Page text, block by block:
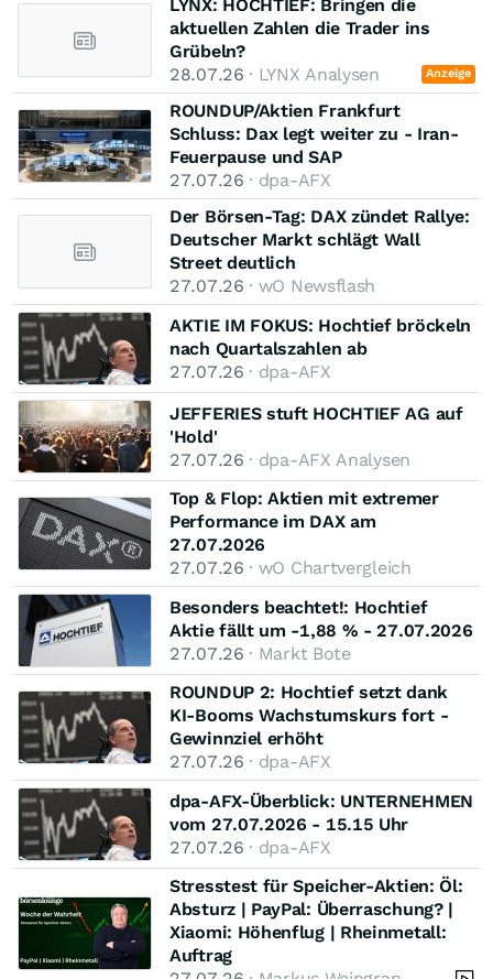
LYNX: HOCHTIEF: Bringen die
aktuellen Zahlen die Trader ins
Grübeln?
28.07.26 · LYNX Analysen Anzeige
ROUNDUP/Aktien Frankfurt
Schluss: Dax legt weiter zu - Iran-
Feuerpause und SAP
27.07.26 · dpa-AFX
Der Börsen-Tag: DAX zündet Rallye:
Deutscher Markt schlägt Wall
Street deutlich
27.07.26 · wO Newsflash
AKTIE IM FOKUS: Hochtief bröckeln
nach Quartalszahlen ab
27.07.26 · dpa-AFX
JEFFERIES stuft HOCHTIEF AG auf
'Hold'
27.07.26 · dpa-AFX Analysen
Top & Flop: Aktien mit extremer
Performance im DAX am
27.07.2026
27.07.26 · wO Chartvergleich
Besonders beachtet!: Hochtief
Aktie fällt um -1,88 % - 27.07.2026
27.07.26 · Markt Bote
ROUNDUP 2: Hochtief setzt dank
KI-Booms Wachstumskurs fort -
Gewinnziel erhöht
27.07.26 · dpa-AFX
dpa-AFX-Überblick: UNTERNEHMEN
vom 27.07.2026 - 15.15 Uhr
27.07.26 · dpa-AFX
Stresstest für Speicher-Aktien: Öl:
Absturz | PayPal: Überraschung? |
Xiaomi: Höhenflug | Rheinmetall:
Auftrag